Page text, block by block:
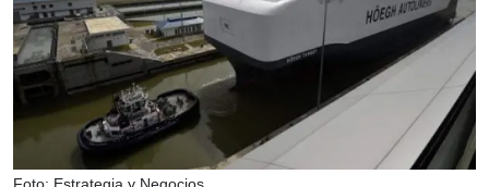
Foto: Estrategia y Negocios